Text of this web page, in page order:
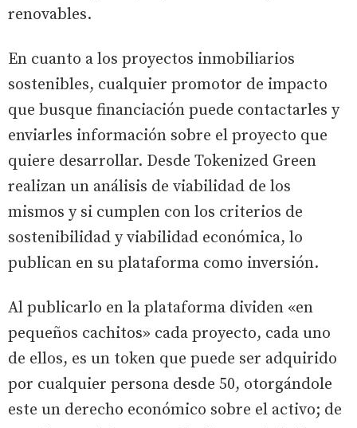
renovables.
En cuanto a los proyectos inmobiliarios
sostenibles, cualquier promotor de impacto
que busque financiación puede contactarles y
enviarles información sobre el proyecto que
quiere desarrollar. Desde Tokenized Green
realizan un análisis de viabilidad de los
mismos y si cumplen con los criterios de
sostenibilidad y viabilidad económica, lo
publican en su plataforma como inversión.
Al publicarlo en la plataforma dividen «en
pequeños cachitos» cada proyecto, cada uno
de ellos, es un token que puede ser adquirido
por cualquier persona desde 50, otorgándole
este un derecho económico sobre el activo; de